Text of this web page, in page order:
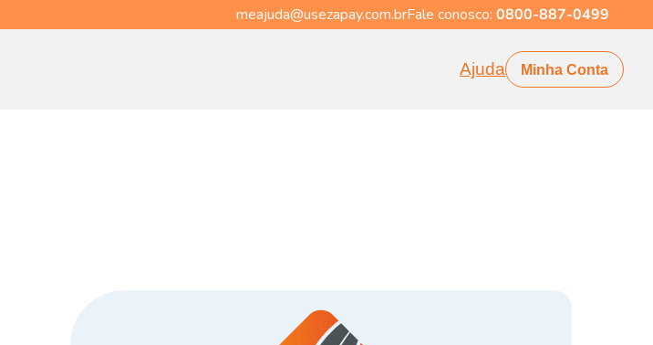
meajuda@usezapay.com.brFale conosco: 0800-887-0499
Ajuda Minha Conta